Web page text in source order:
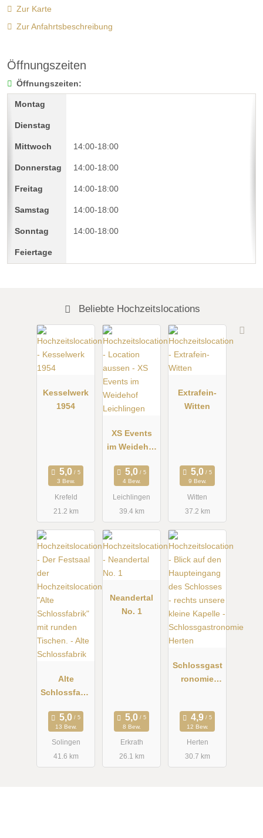
Zur Karte
Zur Anfahrtsbeschreibung
Öffnungszeiten
Öffnungszeiten:
14:00-18:00
14:00-18:00
14:00-18:00
14:00-18:00
14:00-18:00
Beliebte Hochzeitslocations
Kesselwerk
1954
3 Bew.
Krefeld
21.2 km
XS Events
im Weidehof
4 Bew.
Leichlingen
39.4 km
Extrafein-
Witten
9 Bew.
Witten
37.2 km
Alte
Schlossfabri
13 Bew.
Solingen
41.6 km
Neandertal
No. 1
8 Bew.
Erkrath
26.1 km
Schlossgast
ronomie
12 Bew.
Herten
30.7 km